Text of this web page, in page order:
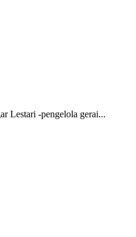
Lestari -pengelola gerai...